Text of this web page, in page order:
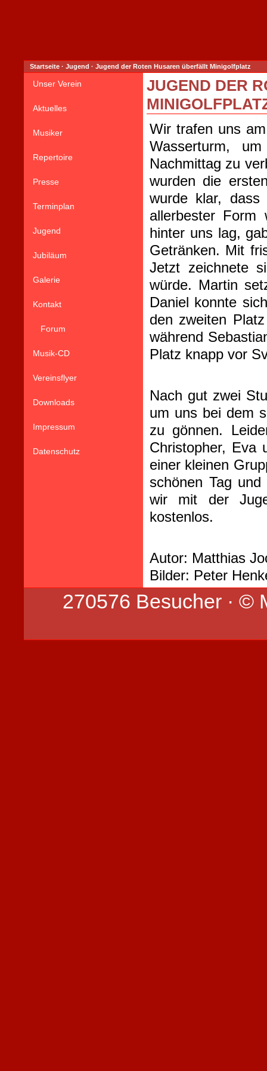
Startseite · Jugend · Jugend der Roten Husaren überfällt Minigolfplatz
Unser Verein
Aktuelles
Musiker
Repertoire
Presse
Terminplan
Jugend
Jubiläum
Galerie
Kontakt
Forum
Musik-CD
Vereinsflyer
Downloads
Impressum
Datenschutz
JUGEND DER
Wir trafen uns
Wasserturm,
Nachmittag zu
wurden die
wurde klar,
allerbester Form
hinter uns lag,
Getränken. Mit
Jetzt zeichnete
würde. Martin
Daniel konnte
den zweiten
während
Platz knapp vor
Nach gut zwei
um uns bei dem
zu gönnen.
Christopher, Eva
einer kleinen
schönen Tag
wir mit der
kostenlos.
Autor: Matthias
Bilder: Peter
270576 Besucher · ©